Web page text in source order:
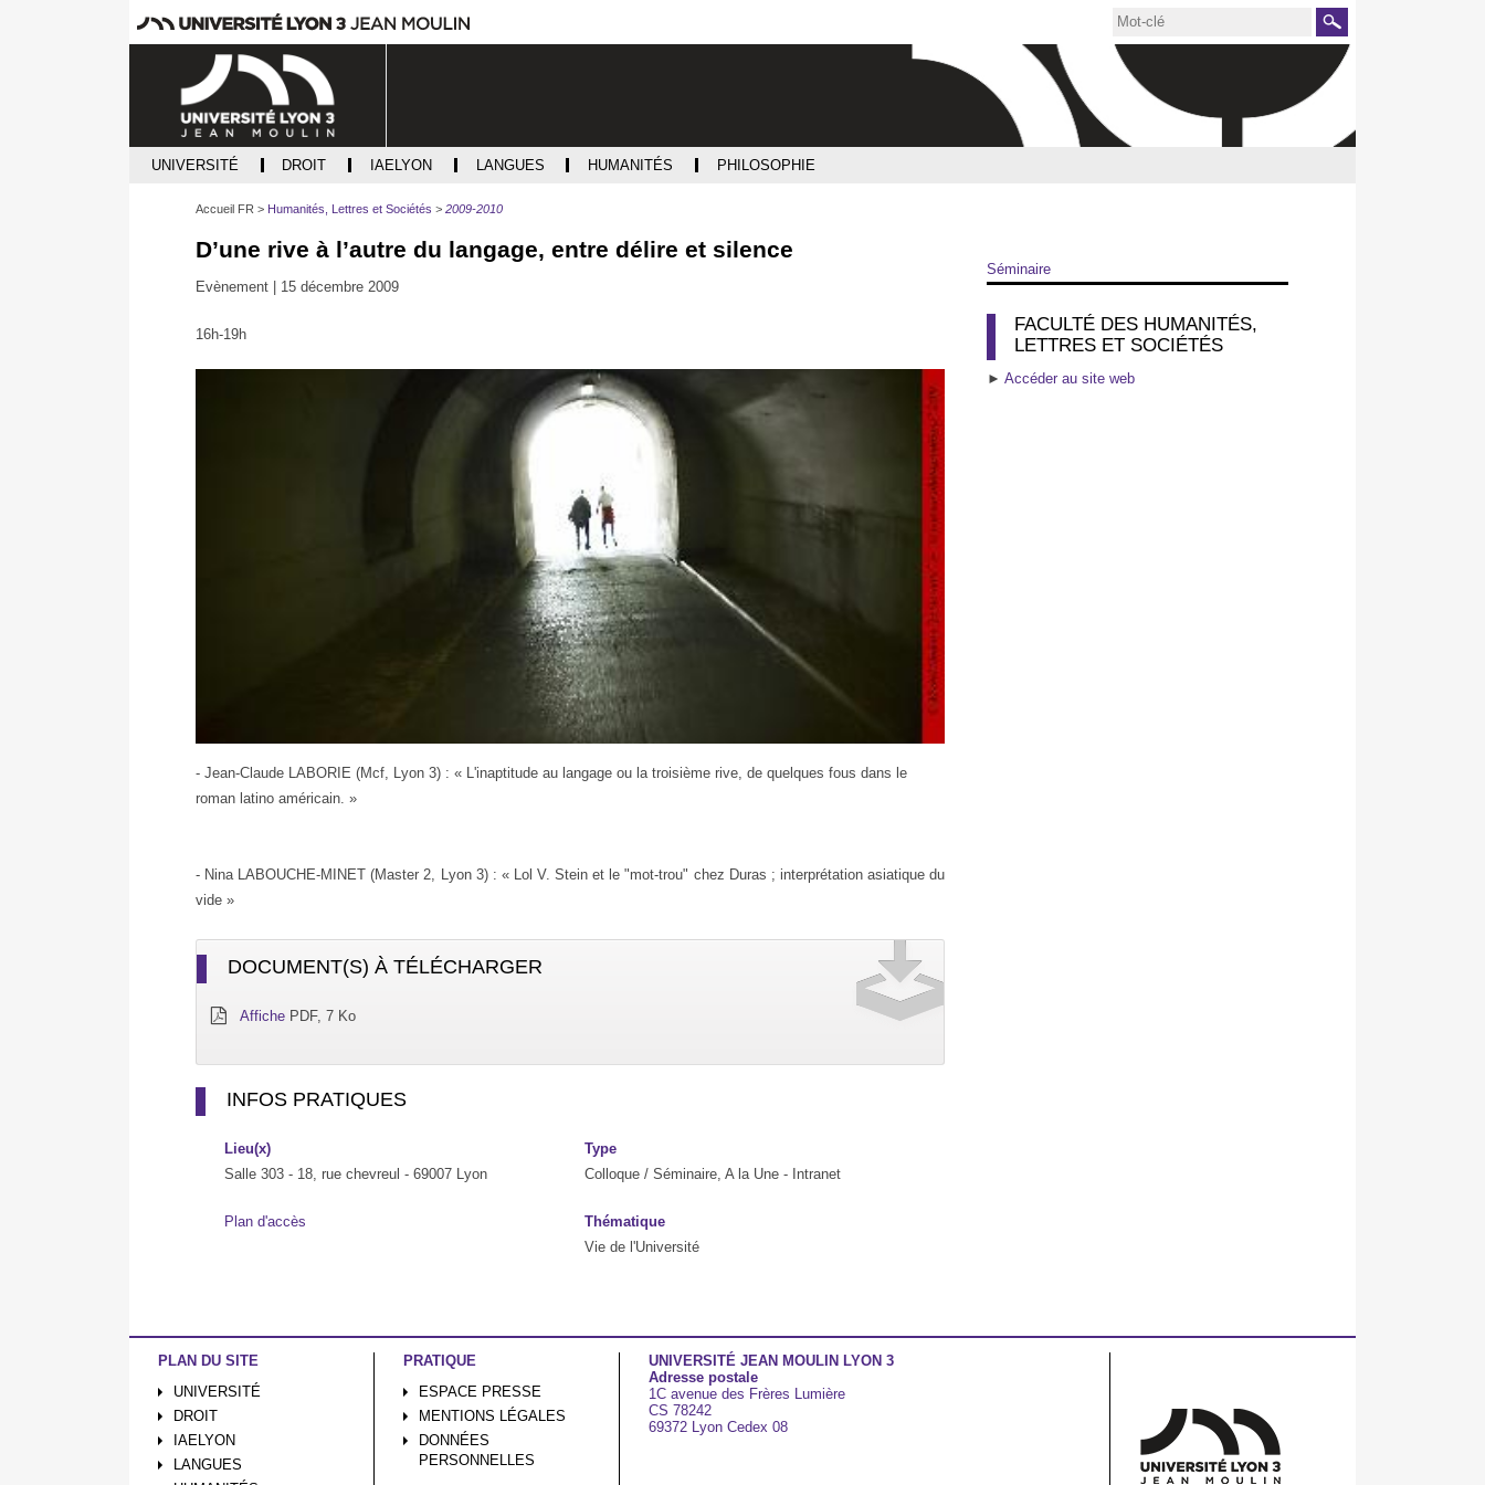
Rechercher
UNIVERSITÉ DROIT IAELYON LANGUES HUMANITÉS PHILOSOPHIE
Accueil FR Humanités, Lettres et Sociétés 2009-2010
D’une rive à l’autre du langage, entre délire et silence
Evènement | 15 décembre 2009
16h-19h
- Jean-Claude LABORIE (Mcf, Lyon 3) : « L'inaptitude au langage ou la troisième rive, de quelques fous dans le
roman latino américain. »
- Nina LABOUCHE-MINET (Master 2, Lyon 3) : « Lol V. Stein et le "mot-trou" chez Duras ; interprétation asiatique du
vide »
DOCUMENT(S) À TÉLÉCHARGER
Affiche PDF, 7 Ko
INFOS PRATIQUES
Lieu(x)
Salle 303 - 18, rue chevreul - 69007 Lyon
Plan d'accès
Type
Colloque / Séminaire, A la Une - Intranet
Thématique
Vie de l'Université
Séminaire
FACULTÉ DES HUMANITÉS,
LETTRES ET SOCIÉTÉS
►Accéder au site web
PLAN DU SITE
UNIVERSITÉ
DROIT
IAELYON
LANGUES
PRATIQUE
ESPACE PRESSE
MENTIONS LÉGALES
DONNÉES
PERSONNELLES
UNIVERSITÉ JEAN MOULIN LYON 3
Adresse postale
1C avenue des Frères Lumière
CS 78242
69372 Lyon Cedex 08